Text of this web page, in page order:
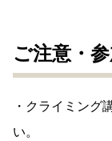
ご注意・
・クライミング
い。